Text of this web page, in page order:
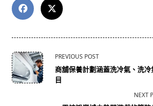
<span
class="nav-
subtitle
PREVIOUS POST
商舖保養計劃涵蓋洗冷氣、洗
目
NEXT